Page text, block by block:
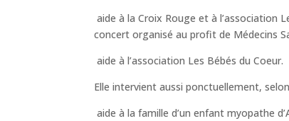
aide à la Croix Rouge et à l’association
concert organisé au profit de Médecins
aide à l’association Les Bébés du Coeur.
Elle intervient aussi ponctuellement,
aide à la famille d’un enfant myopathe